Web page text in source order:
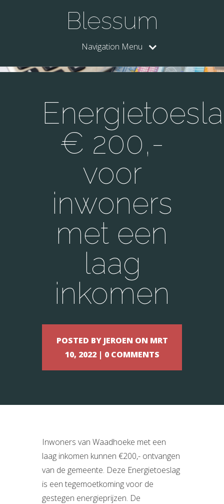
Blessum
Navigation Menu
€ 200,-
voor
inwoners
met een
laag
inkomen
POSTED BY JEROEN ON MRT
10, 2022 | 0 COMMENTS
Inwoners van Waadhoeke met een
laag inkomen kunnen €200,- ontvangen
van de gemeente. Deze Energietoeslag
is een tegemoetkoming voor de
gestegen energieprijzen. De